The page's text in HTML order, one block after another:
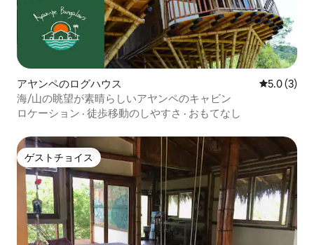
アヤンペのログハウス レビュー3
5.0 (3)
海/山の眺望が素晴らしいアヤンペのキャビン
ロケーション · 徒歩移動のしやすさ · おもてなし
ゲストチョイス
ゲストチョイス